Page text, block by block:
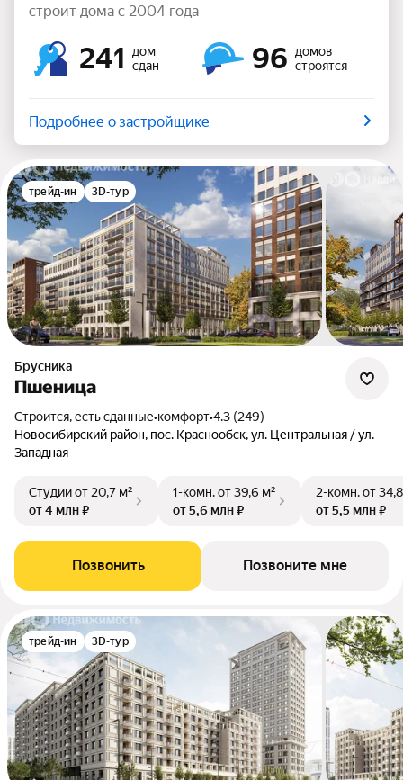
строит дома с 2004 года
241
дом
сдан
96
домов
строятся
Подробнее о застройщике
трейд-ин 3D-тур
Брусника
Пшеница
Строится, есть сданные•комфорт•4.3 (249)
Новосибирский район, пос. Краснообск, ул. Центральная / ул.
Западная
Студииот 20,7 м²
от 4 млн ₽
1-комн.от 39,6 м²
от 5,6 млн ₽
2-комн.от
от 5,5 млн ₽
Позвонить Позвоните мне
трейд-ин 3D-тур